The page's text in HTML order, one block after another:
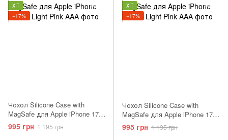
ХІТ
−17%
Чохол Silicone Case with
MagSafe для Apple iPhone 17
Pro Black AAA
995 грн 1 195 грн
ХІТ
−17%
Чохол Silicone Case with
MagSafe для Apple iPhone 17
Pro Purple Fog AAA
995 грн 1 195 грн